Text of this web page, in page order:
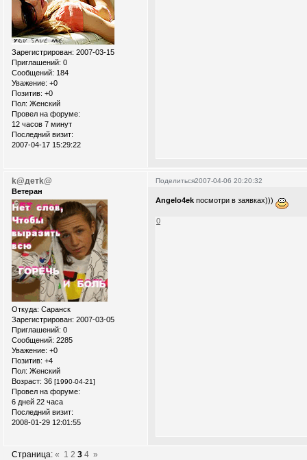
Зарегистрирован: 2007-03-15
Приглашений: 0
Сообщений: 184
Уважение: +0
Позитив: +0
Пол: Женский
Провел на форуме:
12 часов 7 минут
Последний визит:
2007-04-17 15:29:22
Поделиться2007-04-06 20:20:32
k@детk@
Ветеран
Откуда: Саранск
Зарегистрирован: 2007-03-05
Приглашений: 0
Сообщений: 2285
Уважение: +0
Позитив: +4
Пол: Женский
Возраст: 36 [1990-04-21]
Провел на форуме:
6 дней 22 часа
Последний визит:
2008-01-29 12:01:55
Angelo4ek посмотри в заявках)))
0
Страница:« 1 2 3 4 »